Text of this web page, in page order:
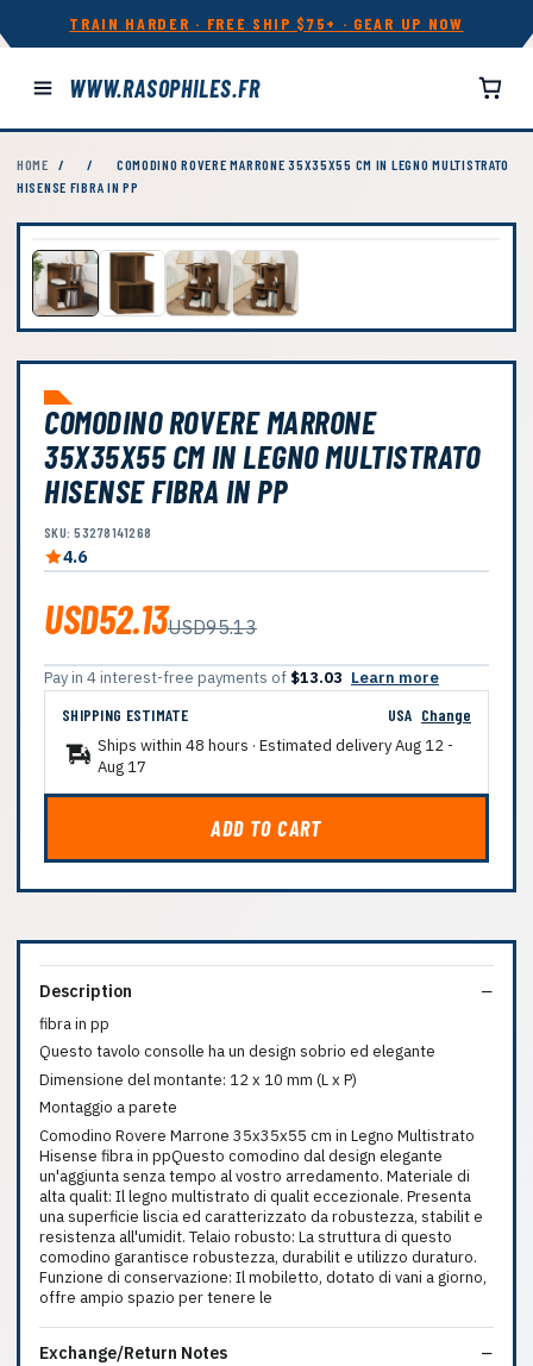
TRAIN HARDER · FREE SHIP $75+ · GEAR UP NOW
WWW.RASOPHILES.FR
HOME / /
COMODINO ROVERE MARRONE 35X35X55 CM IN LEGNO MULTISTRATO
HISENSE FIBRA IN PP
COMODINO ROVERE MARRONE
35X35X55 CM IN LEGNO MULTISTRATO
HISENSE FIBRA IN PP
SKU: 53278141268
4.6
USD52.13USD95.13
Pay in 4 interest-free payments of $13.03 Learn more
SHIPPING ESTIMATE
USA Change
Ships within 48 hours · Estimated deliveryAug 12 -
Aug 17
ADD TO CART
Description
fibra in pp
Questo tavolo consolle ha un design sobrio ed elegante
Dimensione del montante: 12 x 10 mm (L x P)
Montaggio a parete
Comodino Rovere Marrone 35x35x55 cm in Legno Multistrato
Hisense fibra in ppQuesto comodino dal design elegante
un'aggiunta senza tempo al vostro arredamento. Materiale di
alta qualit: Il legno multistrato di qualit eccezionale. Presenta
una superficie liscia ed caratterizzato da robustezza, stabilit e
resistenza all'umidit. Telaio robusto: La struttura di questo
comodino garantisce robustezza, durabilit e utilizzo duraturo.
Funzione di conservazione: Il mobiletto, dotato di vani a giorno,
offre ampio spazio per tenere le
Exchange/Return Notes